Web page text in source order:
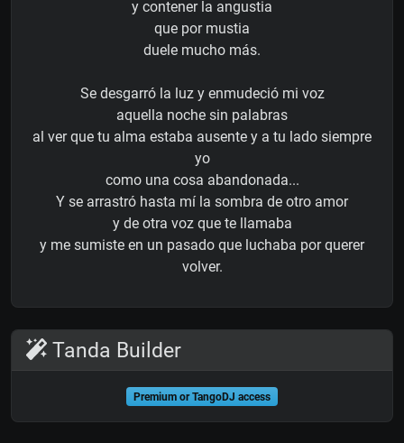
y contener la angustia
que por mustia
duele mucho más.
Se desgarró la luz y enmudeció mi voz
aquella noche sin palabras
al ver que tu alma estaba ausente y a tu lado siempre
yo
como una cosa abandonada...
Y se arrastró hasta mí la sombra de otro amor
y de otra voz que te llamaba
y me sumiste en un pasado que luchaba por querer
volver.
Tanda Builder
Premium or TangoDJ access